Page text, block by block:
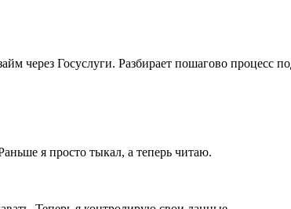
через Госуслуги. Разбирает пошагово процесс
я просто тыкал, а теперь читаю.